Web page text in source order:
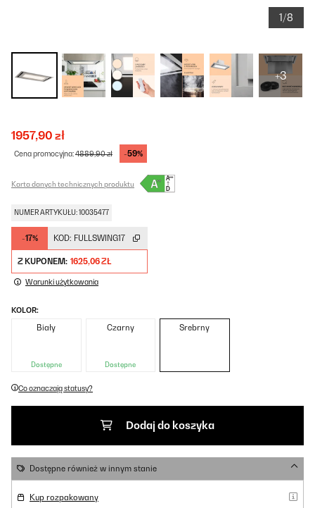
1/8
+3
1957,90 zł
Cena promocyjna:4889,90 zł -59%
Karta danych technicznych produktu
NUMER ARTYKUŁU: 10035477
-17% KOD: FULLSWING17
Z KUPONEM: 1625,06 ZŁ
Warunki użytkowania
KOLOR:
Biały
Dostępne
Czarny
Dostępne
Srebrny
Co oznaczają statusy?
Dodaj do koszyka
Dostępne również w innym stanie
Kup rozpakowany